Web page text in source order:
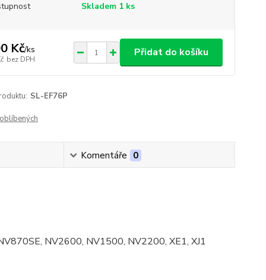
Skladem 1 ks
Kč/ks
bez DPH
Přidat do košíku
SL-EF76P
Komentáře 0
NV2600, NV1500, NV2200, XE1, XJ1